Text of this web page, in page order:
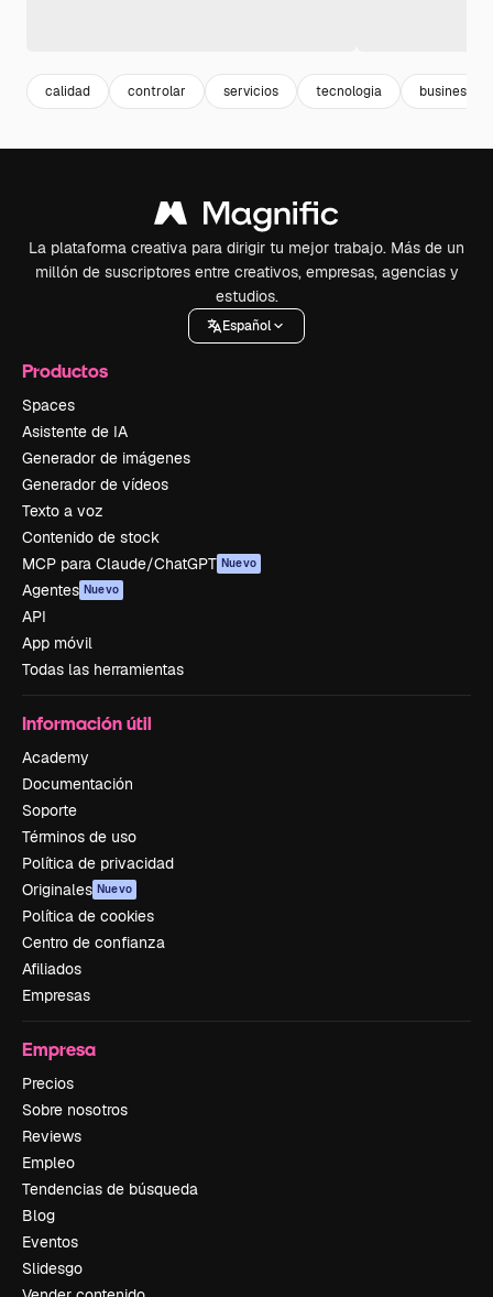
calidad controlar servicios tecnologia business
La plataforma creativa para dirigir tu mejor trabajo. Más de un
millón de suscriptores entre creativos, empresas, agencias y
estudios.
Español
Productos
Spaces
Asistente de IA
Generador de imágenes
Generador de vídeos
Texto a voz
Contenido de stock
MCP para Claude/ChatGPT Nuevo
Agentes Nuevo
API
App móvil
Todas las herramientas
Información útil
Academy
Documentación
Soporte
Términos de uso
Política de privacidad
Originales Nuevo
Política de cookies
Centro de confianza
Afiliados
Empresas
Empresa
Precios
Sobre nosotros
Reviews
Empleo
Tendencias de búsqueda
Blog
Eventos
Slidesgo